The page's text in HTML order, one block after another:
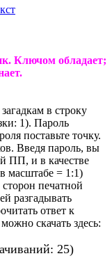
Ключом обладает;
в строку
1). Пароль
поставьте точку.
Введя пароль, вы
ПП, и в качестве
масштабе = 1:1)
печатной
разгадывать
ответ к
скачать здесь:
25)